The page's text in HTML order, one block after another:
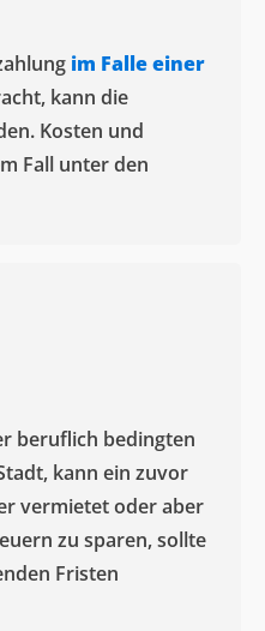
im Falle einer
kann die
Kosten und
Fall unter den
beruflich bedingten
kann ein zuvor
vermietet oder aber
zu sparen, sollte
Fristen